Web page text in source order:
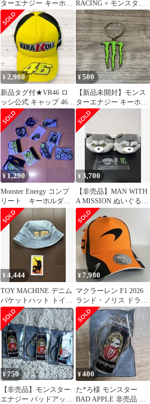
ターエナジー キーホル
ダー ロゴ 非売品⑤
RACING × モンスター
エナジー キャップ 黒×
緑
¥2,980
新品タグ付★VR46 ロ
ッシ公式 キャップ 46
モンスターエナジー 黄
黒
¥500
【新品未開封】モンス
ターエナジー キーホル
ダー ロゴ 非売品④
¥ 1,290
Monster Energy コンプ
リート キーホルダー
10点セット 非売品
¥3,700
【非売品】MAN WITH
A MISSION ぬいぐるみ
2種＆コラボステッカー
¥4,444
TOY MACHINE デニム
バケットハット トイマ
シーン BURTON
¥ 7,980
マクラーレン F1 2026
ランド・ノリス ドライ
バーズ キャップ 新品
¥750
【非売品】モンスター
エナジー バッドアップ
¥400
た*ろ様 モンスター
BAD APPLE 非売品 メ